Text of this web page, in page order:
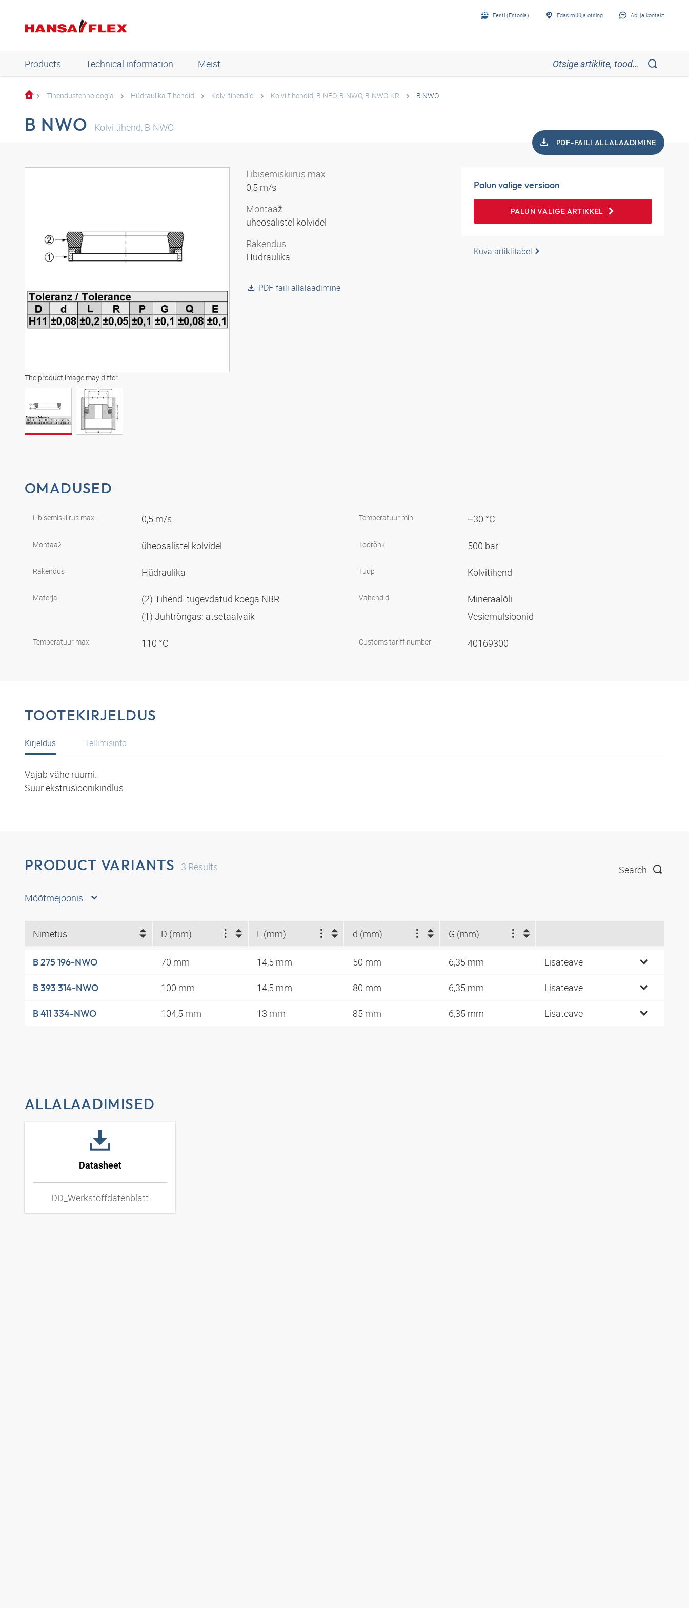
Eesti (Estonia) Edasimüüja otsing Abi ja kontakt
Products Technical information Meist
Tihendustehnoloogia Hüdraulika Tihendid Kolvi tihendid Kolvi tihendid, B-NEO, B-NWO, B-NWO-KR B NWO
B NWO Kolvi tihend, B-NWO
PDF-FAILI ALLALAADIMINE
The product image may differ
Libisemiskiirus max.
0,5 m/s
Montaaž
üheosalistel kolvidel
Rakendus
Hüdraulika
PDF-faili allalaadimine
Palun valige versioon
PALUN VALIGE ARTIKKEL
Kuva artiklitabel
OMADUSED
Libisemiskiirus max. 0,5 m/s
Montaaž üheosalistel kolvidel
Rakendus Hüdraulika
Materjal
(2) Tihend: tugevdatud koega NBR
(1) Juhtrõngas: atsetaalvaik
Temperatuur max. 110 °C
Temperatuur min. −30 °C
Töörõhk 500 bar
Tüüp Kolvitihend
Vahendid
Mineraalõli
Vesiemulsioonid
Customs tariff number 40169300
TOOTEKIRJELDUS
Kirjeldus
Vajab vähe ruumi.
Suur ekstrusioonikindlus.
Tellimisinfo
PRODUCT VARIANTS 3 Results Search
Mõõtmejoonis
Nimetus D (mm) L (mm) d (mm) G (mm)
B 275 196-NWO 70 mm 14,5 mm 50 mm 6,35 mm Lisateave
B 393 314-NWO 100 mm 14,5 mm 80 mm 6,35 mm Lisateave
B 411 334-NWO 104,5 mm 13 mm 85 mm 6,35 mm Lisateave
ALLALAADIMISED
Datasheet
DD_Werkstoffdatenblatt